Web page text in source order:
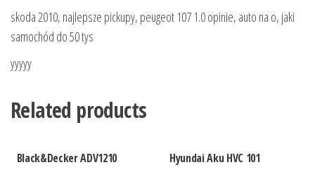
skoda 2010, najlepsze pickupy, peugeot 107 1.0 opinie, auto na o, jaki
samochód do 50 tys
yyyyy
Related products
Black&Decker ADV1210 Hyundai Aku HVC 101